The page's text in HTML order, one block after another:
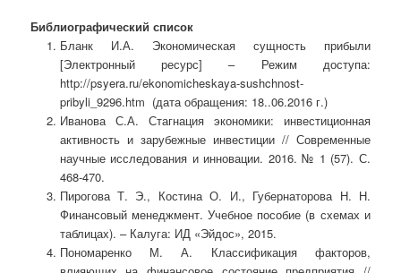
Библиографический список
Бланк И.А. Экономическая сущность прибыли
[Электронный ресурс] – Режим доступа:
http://psyera.ru/ekonomicheskaya-sushchnost-
pribyli_9296.htm (дата обращения: 18..06.2016 г.)
Иванова С.А. Стагнация экономики: инвестиционная
активность и зарубежные инвестиции // Современные
научные исследования и инновации. 2016. № 1 (57). С.
468-470.
Пирогова Т. Э., Костина О. И., Губернаторова Н. Н.
Финансовый менеджмент. Учебное пособие (в схемах и
таблицах). – Калуга: ИД «Эйдос», 2015.
Пономаренко М. А. Классификация факторов,